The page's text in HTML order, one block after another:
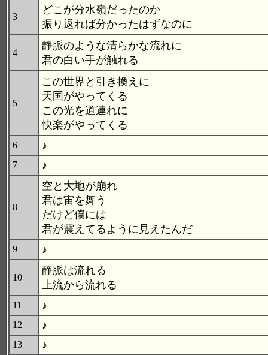
3
どこが分水嶺だったのか
振り返れば分かったはずなのに
4
静脈のような清らかな流れに
君の白い手が触れる
5
この世界と引き換えに
天国がやってくる
この光を道連れに
快楽がやってくる
6 ♪
7 ♪
8
空と大地が崩れ
君は宙を舞う
だけど僕には
君が震えてるように見えたんだ
9 ♪
10
静脈は流れる
上流から流れる
11 ♪
12 ♪
13 ♪